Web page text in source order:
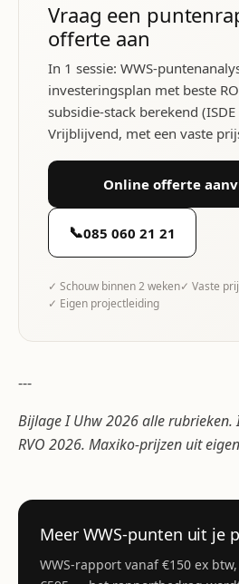
Vraag een
offerte aan
In 1 sessie: WWS-
investeringsplan met beste
subsidie-stack berekend
Vrijblijvend, met een vaste
Online offerte
📞085 060 21 21
✓ Schouw binnen 2 weken✓ Vaste
✓ Eigen projectleiding
---
Bijlage I Uhw 2026 alle rubrieken.
RVO 2026. Maxiko-prijzen uit
Meer WWS-punten uit je
WWS-rapport vanaf €150 ex